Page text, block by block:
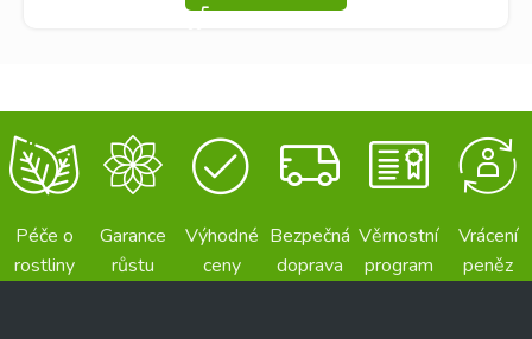
Péče o
rostliny
Garance
růstu
Výhodné
ceny
Bezpečná
doprava
Věrnostní
program
Vrácení
peněz